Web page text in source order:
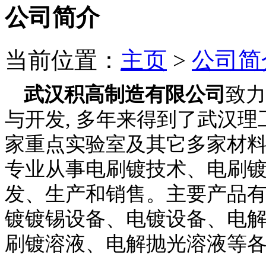
公司简介
当前位置： 主页 > 公司
武汉积高制造有限公司 致
与开发, 多年来得到了武汉
家重点实验室及其它多家材
专业从事电刷镀技术、电刷
发、生产和销售。主要产品
镀镀锡设备、电镀设备、电
刷镀溶液、电解抛光溶液等